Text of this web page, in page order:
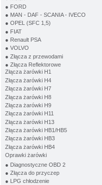
● FORD
● MAN - DAF - SCANIA - IVECO
● OPEL (SFC 1,5)
● FIAT
● Renault PSA
● VOLVO
● Złącza z przewodami
● Złącza Reflektorowe
Złącza żarówki H1
Złącza żarówki H4
Złącza żarówki H7
Złącza żarówki H8
Złącza żarówki H9
Złącza żarówki H11
Złącza żarówki H13
Złącza żarówki HB1/HB5
Złącza żarówki HB3
Złącza żarówki HB4
Oprawki żarówki
● Diagnostyczne OBD 2
● Złącza do przyczep
● LPG chłodzenie